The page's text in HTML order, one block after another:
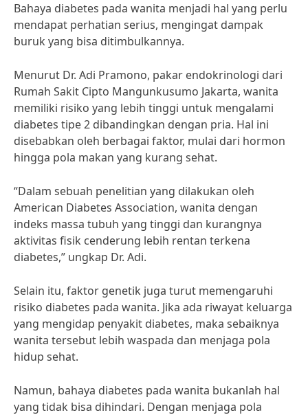
Bahaya diabetes pada wanita menjadi hal yang perlu
mendapat perhatian serius, mengingat dampak
buruk yang bisa ditimbulkannya.
Menurut Dr. Adi Pramono, pakar endokrinologi dari
Rumah Sakit Cipto Mangunkusumo Jakarta, wanita
memiliki risiko yang lebih tinggi untuk mengalami
diabetes tipe 2 dibandingkan dengan pria. Hal ini
disebabkan oleh berbagai faktor, mulai dari hormon
hingga pola makan yang kurang sehat.
“Dalam sebuah penelitian yang dilakukan oleh
American Diabetes Association, wanita dengan
indeks massa tubuh yang tinggi dan kurangnya
aktivitas fisik cenderung lebih rentan terkena
diabetes,” ungkap Dr. Adi.
Selain itu, faktor genetik juga turut memengaruhi
risiko diabetes pada wanita. Jika ada riwayat keluarga
yang mengidap penyakit diabetes, maka sebaiknya
wanita tersebut lebih waspada dan menjaga pola
hidup sehat.
Namun, bahaya diabetes pada wanita bukanlah hal
yang tidak bisa dihindari. Dengan menjaga pola